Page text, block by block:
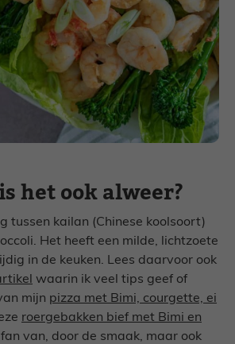
het ook alweer?
tussen kailan (Chinese koolsoort)
Het heeft een milde, lichtzoete
in de keuken. Lees daarvoor ook
waarin ik veel tips geef of
mijn pizza met Bimi, courgette, ei
roergebakken bief met Bimi en
fan van, door de smaak, maar ook